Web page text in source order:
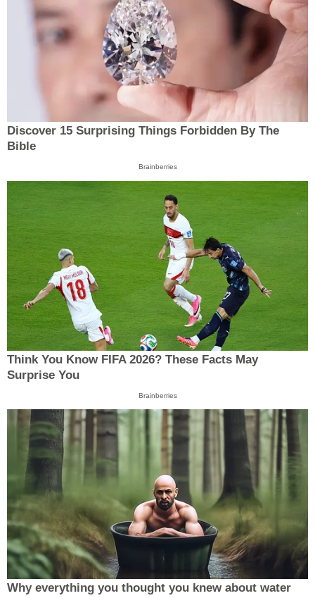
Discover 15 Surprising Things Forbidden By The
Bible
Brainberries
Think You Know FIFA 2026? These Facts May
Surprise You
Brainberries
Why everything you thought you knew about water